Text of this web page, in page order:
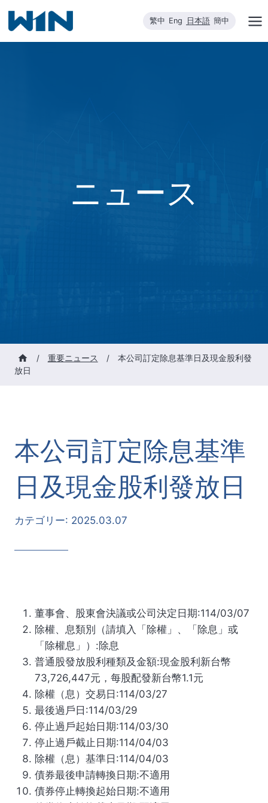
を
繁中 Eng 日本語 簡中
ニュース
/ 重要ニュース /
本公司訂定除息基準日及現金股利發
放日
本公司訂定除息基準
日及現金股利發放日
カテゴリー: 2025.03.07
董事會、股東會決議或公司決定日期:114/03/07
除權、息類別（請填入「除權」、「除息」或
「除權息」）:除息
普通股發放股利種類及金額:現金股利新台幣
73,726,447元，每股配發新台幣1.1元
除權（息）交易日:114/03/27
最後過戶日:114/03/29
停止過戶起始日期:114/03/30
停止過戶截止日期:114/04/03
除權（息）基準日:114/04/03
債券最後申請轉換日期:不適用
債券停止轉換起始日期:不適用